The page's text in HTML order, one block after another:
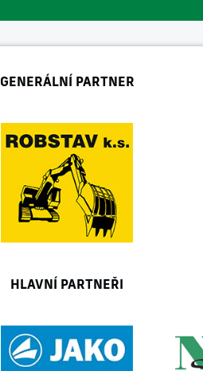
GENERÁLNÍ PARTNER
HLAVNÍ PARTNEŘI